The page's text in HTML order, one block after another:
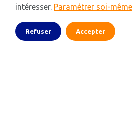
intéresser. Paramétrer soi-même
Refuser Accepter